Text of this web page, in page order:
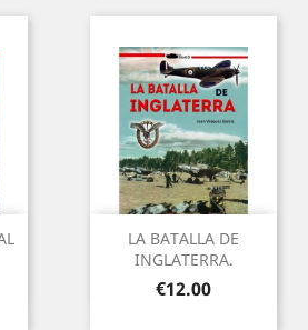
LA BATALLA DE
INGLATERRA.
Price
€12.00